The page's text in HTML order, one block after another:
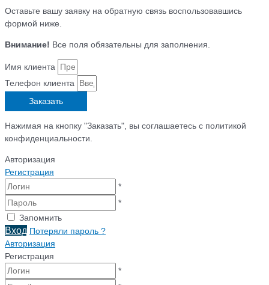
Оставьте вашу заявку на обратную связь воспользовавшись
формой ниже.
Внимание! Все поля обязательны для заполнения.
Имя клиента
Телефон клиента
Заказать
Нажимая на кнопку "Заказать", вы соглашаетесь с политикой
конфиденциальности.
Авторизация
Регистрация
*
*
Запомнить
Вход Потеряли пароль ?
Авторизация
Регистрация
*